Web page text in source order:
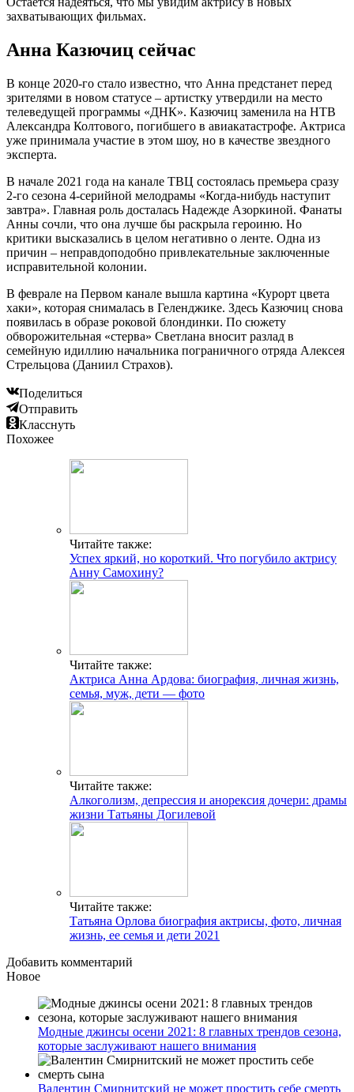
захватывающих фильмах.
Анна Казючиц сейчас
В конце 2020-го стало известно, что Анна предстанет перед
зрителями в новом статусе – артистку утвердили на место
телеведущей программы «ДНК». Казючиц заменила на НТВ
Александра Колтового, погибшего в авиакатастрофе. Актриса
уже принимала участие в этом шоу, но в качестве звездного
эксперта.
В начале 2021 года на канале ТВЦ состоялась премьера сразу
2-го сезона 4-серийной мелодрамы «Когда-нибудь наступит
завтра». Главная роль досталась Надежде Азоркиной. Фанаты
Анны сочли, что она лучше бы раскрыла героиню. Но
критики высказались в целом негативно о ленте. Одна из
причин – неправдоподобно привлекательные заключенные
исправительной колонии.
В феврале на Первом канале вышла картина «Курорт цвета
хаки», которая снималась в Геленджике. Здесь Казючиц снова
появилась в образе роковой блондинки. По сюжету
обворожительная «стерва» Светлана вносит разлад в
семейную идиллию начальника пограничного отряда Алексея
Стрельцова (Даниил Страхов).
Поделиться
Отправить
Класснуть
Похожее
Читайте также:
Успех яркий, но короткий. Что погубило актрису
Анну Самохину?
Читайте также:
Актриса Анна Ардова: биография, личная жизнь,
семья, муж, дети — фото
Читайте также:
Алкоголизм, депрессия и анорексия дочери: драмы
жизни Татьяны Догилевой
Читайте также:
Татьяна Орлова биография актрисы, фото, личная
жизнь, ее семья и дети 2021
Добавить комментарий
Новое
Модные джинсы осени 2021: 8 главных трендов сезона,
которые заслуживают нашего внимания
Валентин Смирнитский не может простить себе смерть